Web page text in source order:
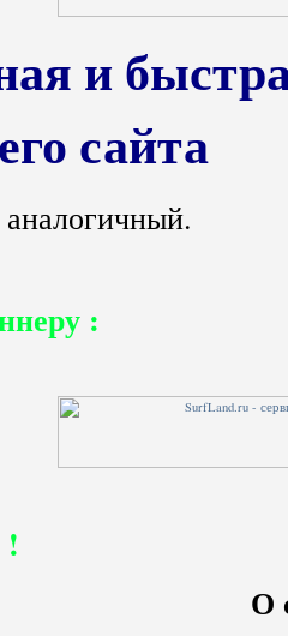
и
сайта
:
!
О